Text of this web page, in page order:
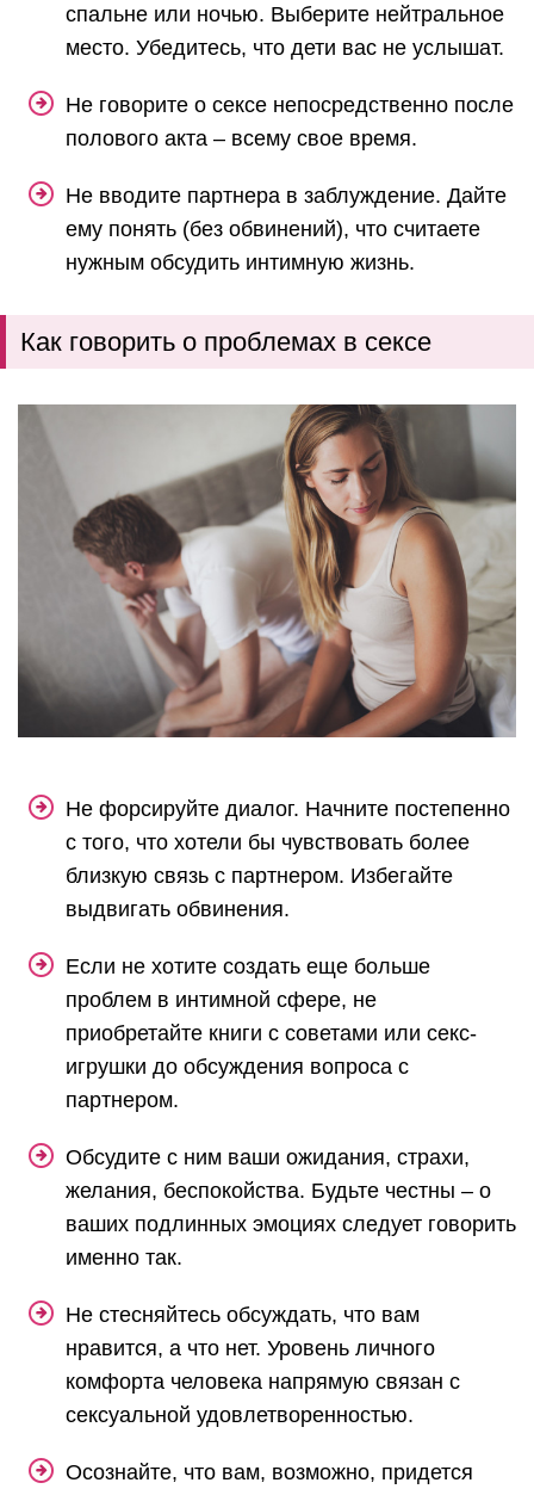
спальне или ночью. Выберите нейтральное
место. Убедитесь, что дети вас не услышат.
Не говорите о сексе непосредственно после
полового акта – всему свое время.
Не вводите партнера в заблуждение. Дайте
ему понять (без обвинений), что считаете
нужным обсудить интимную жизнь.
Как говорить о проблемах в сексе
Не форсируйте диалог. Начните постепенно
с того, что хотели бы чувствовать более
близкую связь с партнером. Избегайте
выдвигать обвинения.
Если не хотите создать еще больше
проблем в интимной сфере, не
приобретайте книги с советами или секс-
игрушки до обсуждения вопроса с
партнером.
Обсудите с ним ваши ожидания, страхи,
желания, беспокойства. Будьте честны – о
ваших подлинных эмоциях следует говорить
именно так.
Не стесняйтесь обсуждать, что вам
нравится, а что нет. Уровень личного
комфорта человека напрямую связан с
сексуальной удовлетворенностью.
Осознайте, что вам, возможно, придется